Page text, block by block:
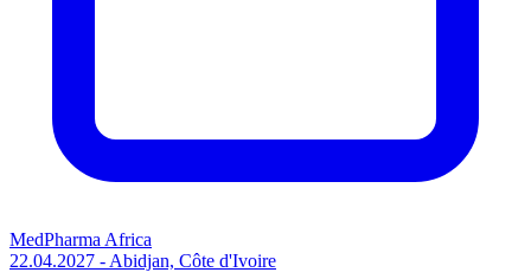
MedPharma Africa
22.04.2027 - Abidjan, Côte d'Ivoire